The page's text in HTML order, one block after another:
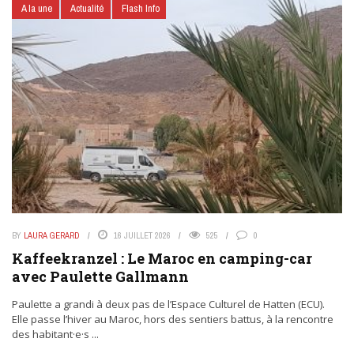
A la une Actualité Flash Info
BY LAURA GERARD 16 JUILLET 2026 525 0
Kaffeekranzel : Le Maroc en camping-car
avec Paulette Gallmann
Paulette a grandi à deux pas de l’Espace Culturel de Hatten (ECU).
Elle passe l’hiver au Maroc, hors des sentiers battus, à la rencontre
des habitant·e·s ...